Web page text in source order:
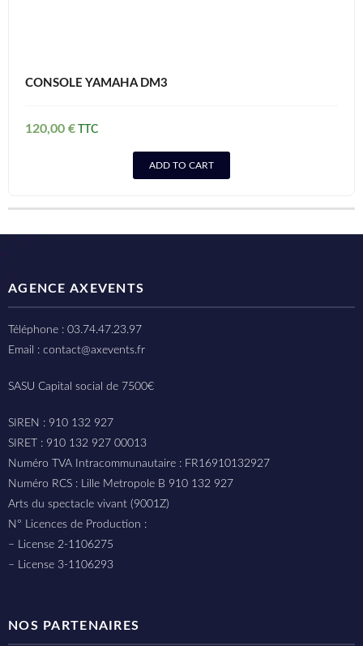
CONSOLE YAMAHA DM3
120,00 €
ADD TO CART
AGENCE AXEVENTS
Téléphone : 03.74.47.23.97
Email : contact@axevents.fr
SASU Capital social de 7500€
SIREN : 910 132 927
SIRET : 910 132 927 00013
Numéro TVA Intracommunautaire : FR16910132927
Numéro RCS : Lille Metropole B 910 132 927
Arts du spectacle vivant (9001Z)
N° Licences de Production :
– License 2-1106275
– License 3-1106293
NOS PARTENAIRES